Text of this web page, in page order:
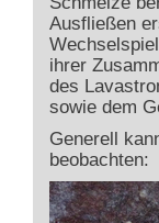
Ausfließen
ihrer
des
sowie dem
Generell
beobachten: